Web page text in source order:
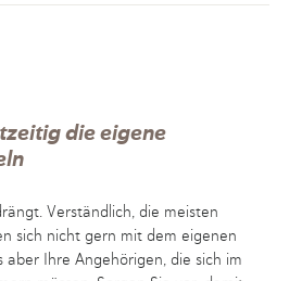
die eigene
Verständlich, die meisten
sich nicht gern mit dem eigenen
aber Ihre Angehörigen, die sich im